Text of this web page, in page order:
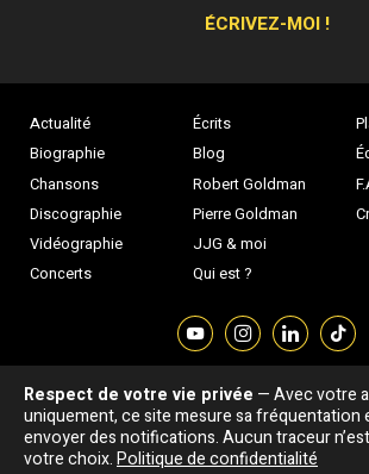
Actualité
Biographie
Chansons
Discographie
Vidéographie
Concerts
Écrits
Blog
Robert Goldman
Pierre Goldman
JJG & moi
Qui est ?
ÉCRIVEZ-MOI !
Association "Parler d'sa vie" © Depuis 1997 -
Signaler une erreur |Confidentialité|Gestion
mise à jour : 05/08/2026
Respect de votre vie privée — Avec votre
uniquement, ce site mesure sa fréquentation
envoyer des notifications. Aucun traceur
votre choix.Politique de confidentialité